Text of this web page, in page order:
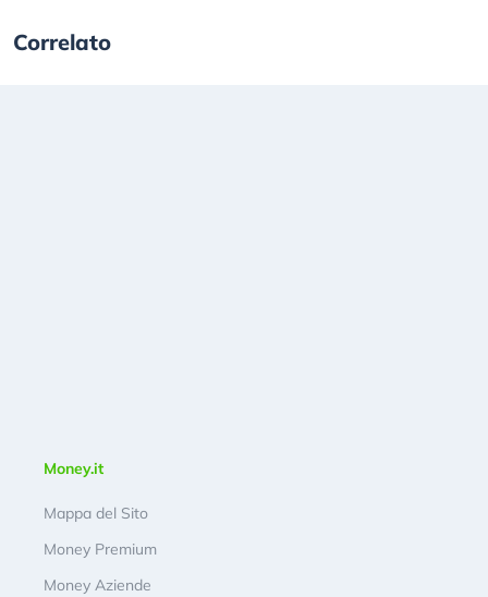
Correlato
Money.it
Mappa del Sito
Money Premium
Money Aziende